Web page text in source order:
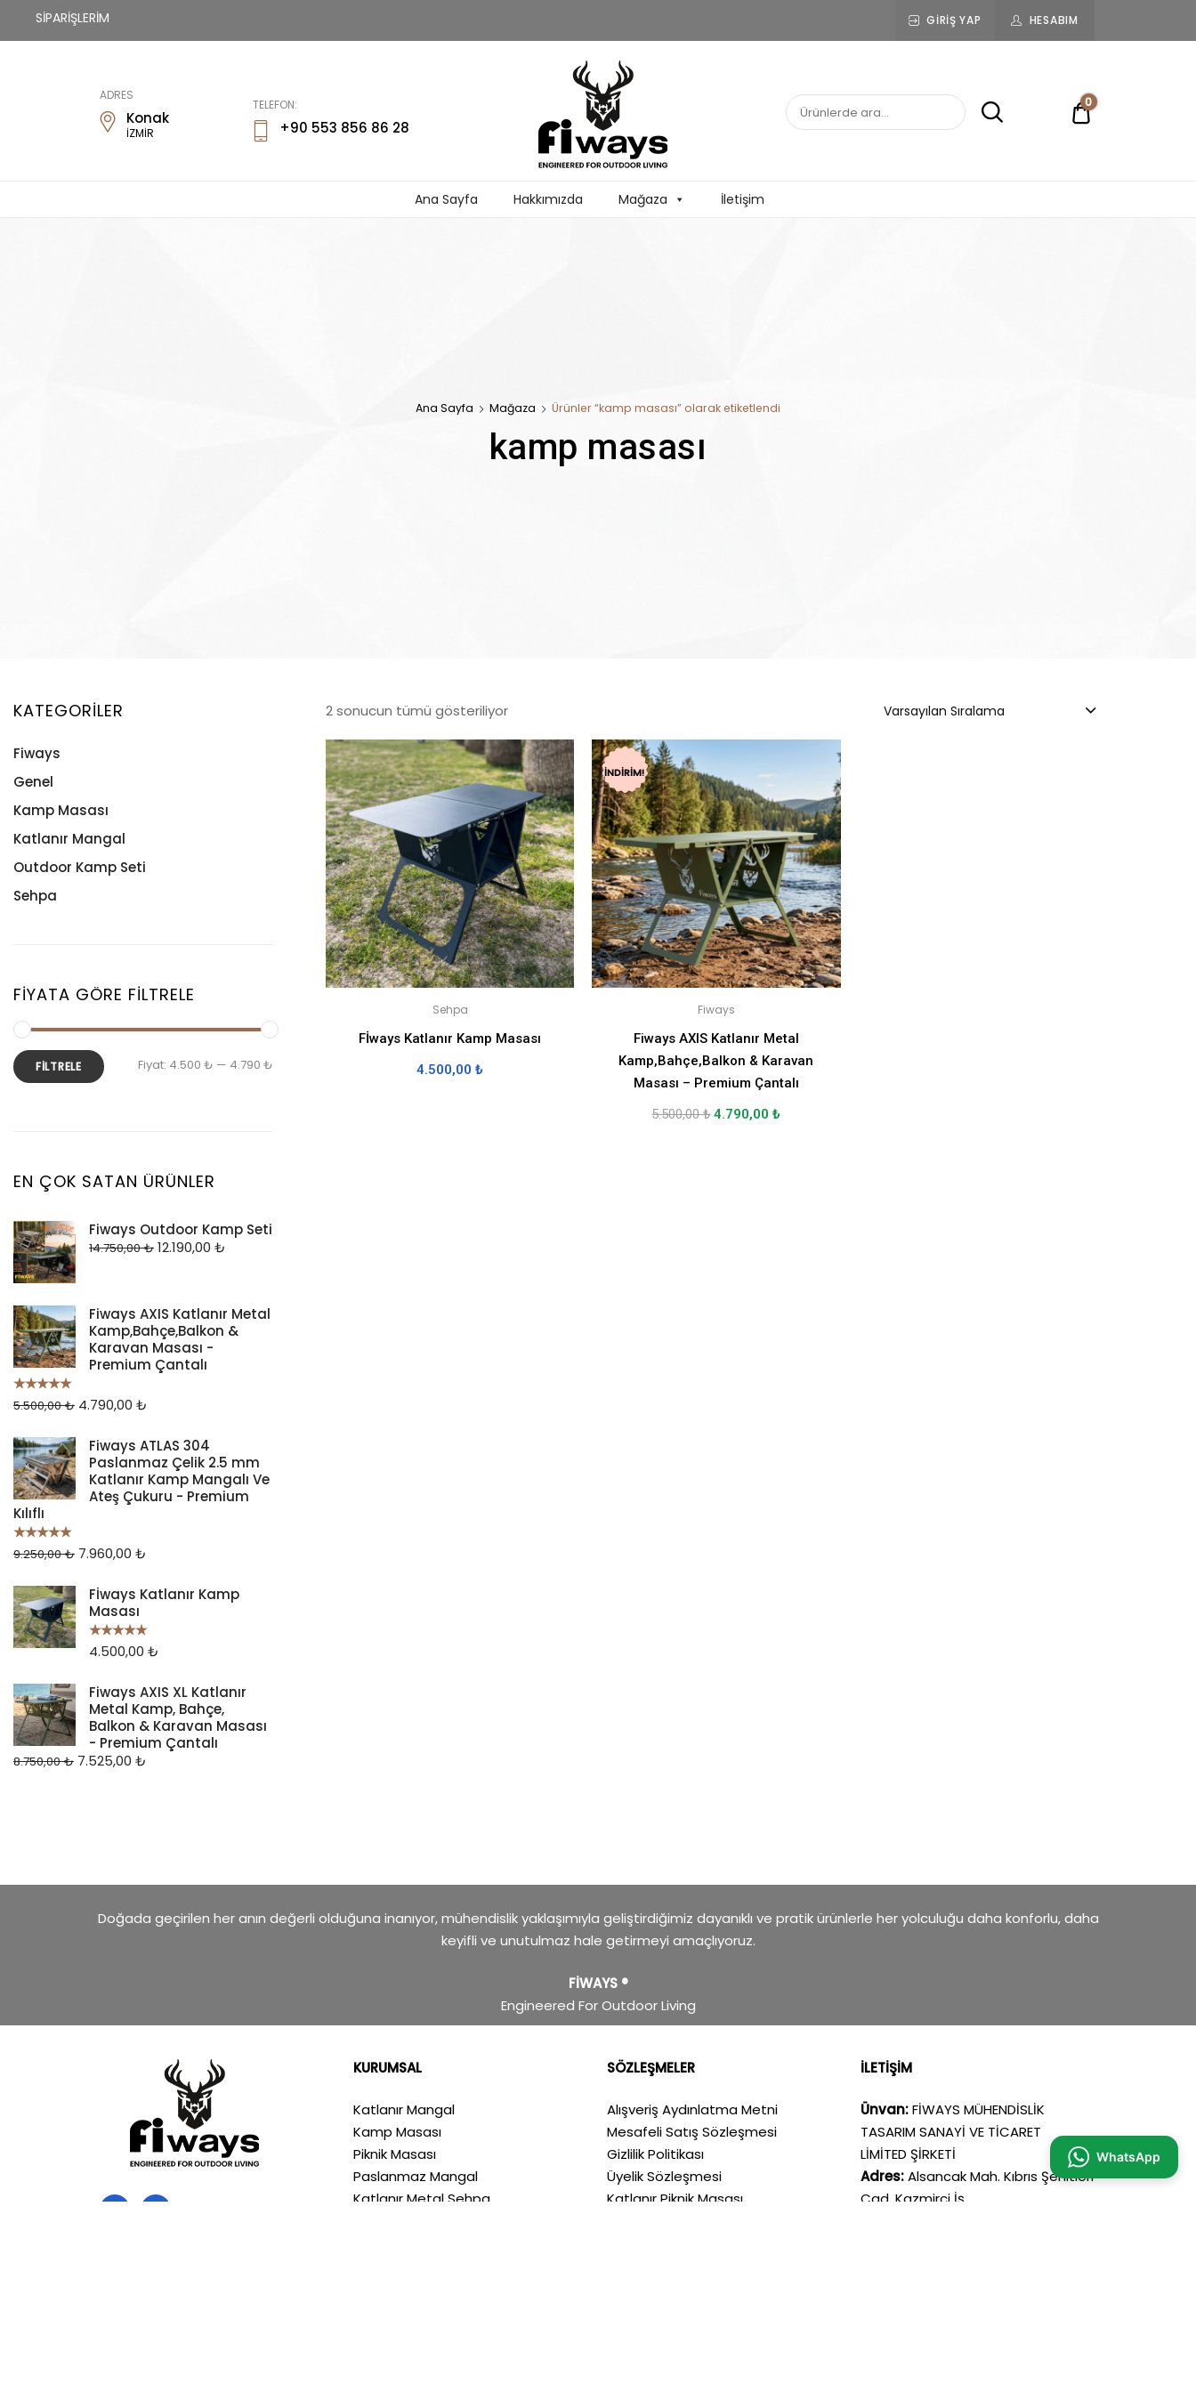
SİPARİŞLERİM GIRIŞ YAP HESABIM
ADRES
Konak
İZMİR
TELEFON:
+90 553 856 86 28
0,00 ₺
0
Ana Sayfa Hakkımızda Mağaza İletişim
Ana Sayfa Mağaza Ürünler “kamp masası” olarak etiketlendi
kamp masası
2 sonucun tümü gösteriliyor Varsayılan Sıralama
Sehpa
Fİways Katlanır Kamp Masası
4.500,00₺
İNDIRIM!
Fiways
Fiways AXIS Katlanır Metal
Kamp,Bahçe,Balkon & Karavan
Masası – Premium Çantalı
5.500,00₺ 4.790,00₺
KATEGORILER
Fiways
Genel
Kamp Masası
Katlanır Mangal
Outdoor Kamp Seti
Sehpa
FIYATA GÖRE FILTRELE
FILTRELE Fiyat: 4.500 ₺ — 4.790 ₺
EN ÇOK SATAN ÜRÜNLER
Fiways Outdoor Kamp Seti
14.750,00₺ 12.190,00 ₺
Fiways AXIS Katlanır Metal
Kamp,Bahçe,Balkon &
Karavan Masası -
Premium Çantalı
5 üzerinden
5.500,00₺ 4.790,00 ₺
Fiways ATLAS 304
Paslanmaz Çelik 2.5 mm
Katlanır Kamp Mangalı Ve
Ateş Çukuru - Premium
Kılıflı
5 üzerinden
9.250,00₺ 7.960,00 ₺
Fİways Katlanır Kamp
Masası
5 üzerinden
4.500,00 ₺
Fiways AXIS XL Katlanır
Metal Kamp, Bahçe,
Balkon & Karavan Masası
- Premium Çantalı
8.750,00₺ 7.525,00 ₺
Doğada geçirilen her anın değerli olduğuna inanıyor, mühendislik yaklaşımıyla geliştirdiğimiz dayanıklı ve pratik ürünlerle her yolculuğu daha konforlu, daha
keyifli ve unutulmaz hale getirmeyi amaçlıyoruz.
FİWAYS ®
Engineered For Outdoor Living
KURUMSAL
Katlanır Mangal
Kamp Masası
Piknik Masası
Paslanmaz Mangal
Katlanır Metal Sehpa
SÖZLEŞMELER
Alışveriş Aydınlatma Metni
Mesafeli Satış Sözleşmesi
Gizlilik Politikası
Üyelik Sözleşmesi
Katlanır Piknik Masası
İLETİŞİM
Ünvan:FİWAYS MÜHENDİSLİK
TASARIM SANAYİ VE TİCARET
LİMİTED ŞİRKETİ
Adres:Alsancak Mah. Kıbrıs Şehitleri
Cad. Kazmirci İş
WhatsApp